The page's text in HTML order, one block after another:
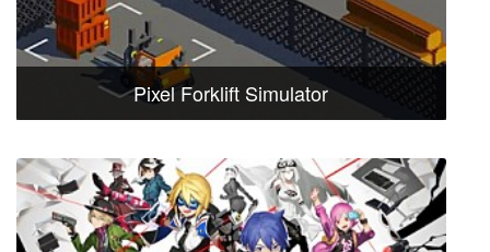
Pixel Forklift Simulator